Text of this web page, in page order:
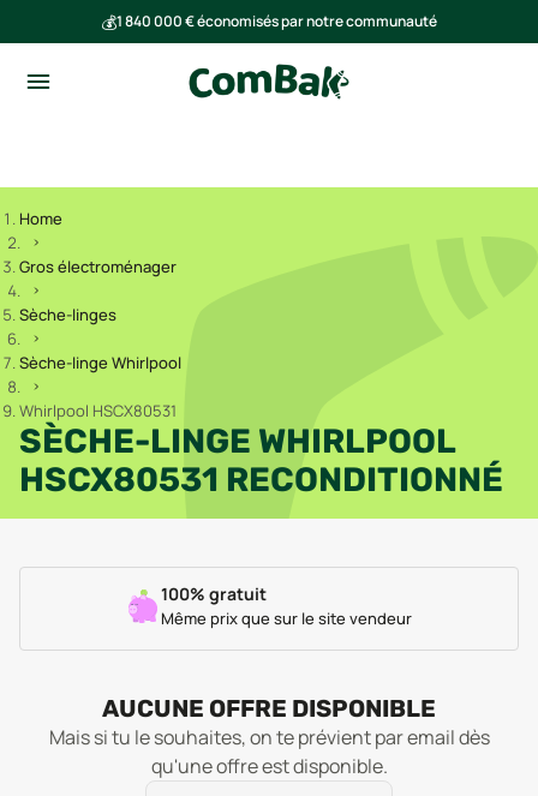
💰1 840 000 € économisés par notre communauté
Home
Gros électroménager
Sèche-linges
Sèche-linge Whirlpool
Whirlpool HSCX80531
SÈCHE-LINGE WHIRLPOOL
HSCX80531 RECONDITIONNÉ
100% gratuit
Même prix que sur le site vendeur
AUCUNE OFFRE DISPONIBLE
Mais si tu le souhaites, on te prévient par email dès
qu'une offre est disponible.